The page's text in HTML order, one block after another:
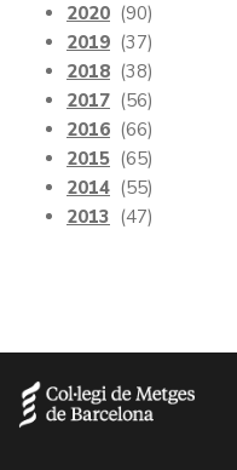
2020 (90)
2019 (37)
2018 (38)
2017 (56)
2016 (66)
2015 (65)
2014 (55)
2013 (47)